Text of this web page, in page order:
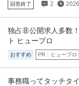
回答終了 2
独占非公開求人多数
ト ヒュープロ
おすすめ PR：ヒュープロ
事務職ってタッチタ